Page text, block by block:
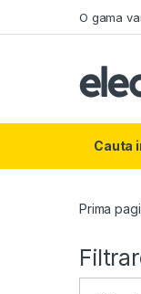
O gama
Cauta
Prima